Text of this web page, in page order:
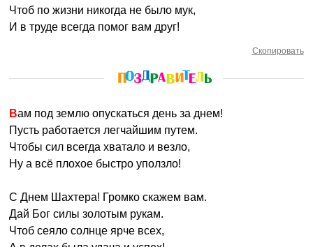
Чтоб по жизни никогда не было мук,
И в труде всегда помог вам друг!
Скопировать
Вам под землю опускаться день за днем!
Пусть работается легчайшим путем.
Чтобы сил всегда хватало и везло,
Ну а всё плохое быстро уползло!
С Днем Шахтера! Громко скажем вам.
Дай Бог силы золотым рукам.
Чтоб сеяло солнце ярче всех,